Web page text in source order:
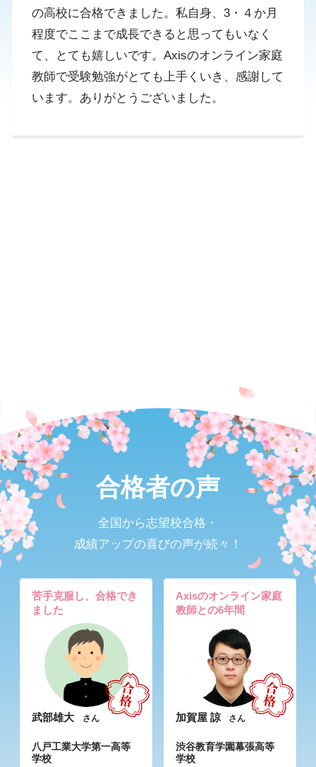
の高校に合格できました。私自身、3・４か月
程度でここまで成長できると思ってもいなく
て、とても嬉しいです。Axisのオンライン家庭
教師で受験勉強がとても上手くいき、感謝して
います。ありがとうございました。
合格者の声
全国から志望校合格・
成績アップの喜びの声が続々！
苦手克服し、合格でき
ました
武部雄大 さん
八戸工業大学第一高等
学校
Axisのオンライン家庭
教師との6年間
加賀屋 諒 さん
渋谷教育学園幕張高等
学校